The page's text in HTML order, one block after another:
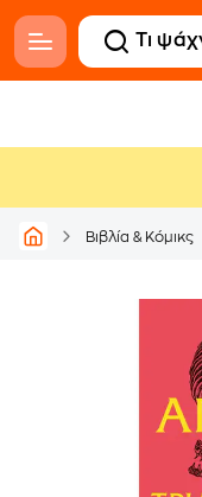
Βιβλία & Κόμικς